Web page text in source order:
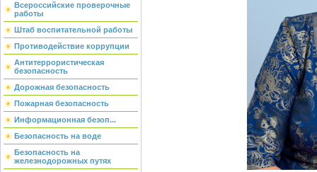
Всероссийские проверочные
работы
Штаб воспитательной работы
Противодействие коррупции
Антитеррористическая
безопасность
Дорожная безопасность
Пожарная безопасность
Информационная безоп...
Безопасность на воде
Безопасность на
железнодорожных путях